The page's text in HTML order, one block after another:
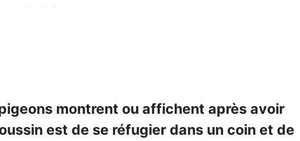
montrent ou affichent après avoir
est de se réfugier dans un coin et de